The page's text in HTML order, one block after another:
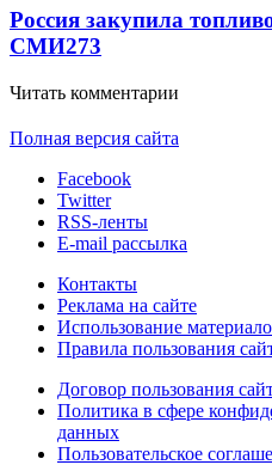
Россия закупила
СМИ273
Читать комментарии
Полная версия сайта
Facebook
Twitter
RSS-ленты
E-mail рассылка
Контакты
Реклама на сайте
Использование
Правила пользования
Договор пользования
Политика в сфере
данных
Пользовательское